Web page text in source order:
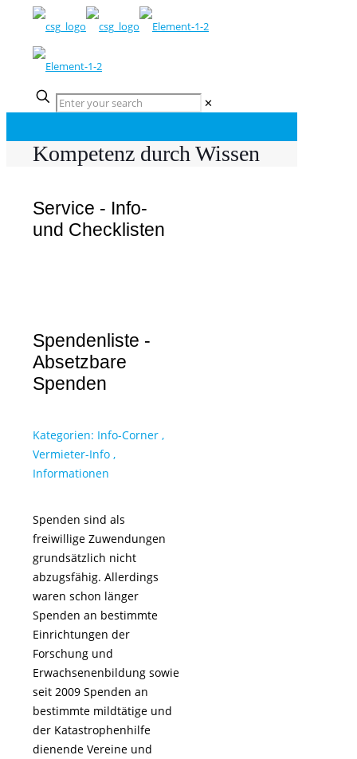
✕
Kompetenz durch Wissen
Service - Info-
und Checklisten
Spendenliste -
Absetzbare
Spenden
Kategorien: Info-Corner ,
Vermieter-Info ,
Informationen
Spenden sind als
freiwillige Zuwendungen
grundsätzlich nicht
abzugsfähig. Allerdings
waren schon länger
Spenden an bestimmte
Einrichtungen der
Forschung und
Erwachsenenbildung sowie
seit 2009 Spenden an
bestimmte mildtätige und
der Katastrophenhilfe
dienende Vereine und